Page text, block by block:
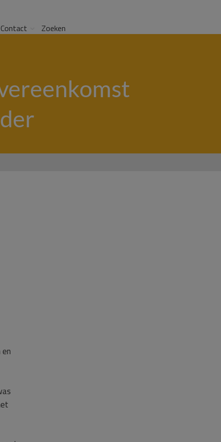
Contact Zoeken